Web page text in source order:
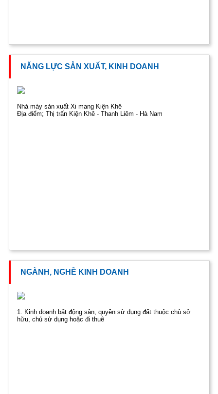
NĂNG LỰC SẢN XUẤT, KINH DOANH
Nhà máy sản xuất Xi mang Kiện Khê
Địa điểm; Thị trấn Kiện Khê - Thanh Liêm - Hà Nam
NGÀNH, NGHỀ KINH DOANH
1. Kinh doanh bất động sản, quyền sử dụng đất thuộc chủ sở
hữu, chủ sử dụng hoặc đi thuê